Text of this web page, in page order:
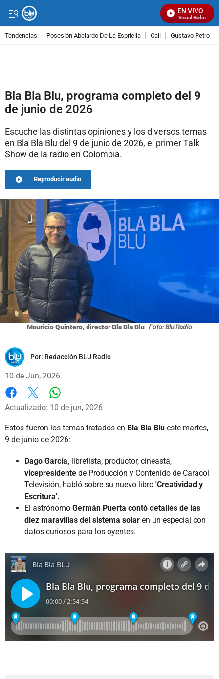
EN VIVO
Señal Visual Radio
Tendencias: Posesión Abelardo De La Espriella Cali Gustavo Petro
Bla Bla Blu, programa completo del 9
de junio de 2026
Escuche las distintas opiniones y los diversos temas
en Bla Bla Blu del 9 de junio de 2026, el primer Talk
Show de la radio en Colombia.
Reproducir audio
Mauricio Quintero, director Bla Bla Blu Foto: Blu Radio
Por: Redacción BLU Radio
10 de Jun, 2026
Facebook
X
Actualizado: 10 de jun, 2026
Estos fueron los temas tratados en Bla Bla Blu este martes,
9 de junio de 2026:
Dago García, libretista, productor, cineasta,
vicepresidente de Producción y Contenido de Caracol
Televisión, habló sobre su nuevo libro 'Creatividad y
Escritura'.
El astrónomo Germán Puerta contó detalles de las
diez maravillas del sistema solar en un especial con
datos curiosos para los oyentes.